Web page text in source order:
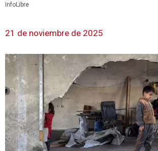
infoLibre
21 de noviembre de 2025